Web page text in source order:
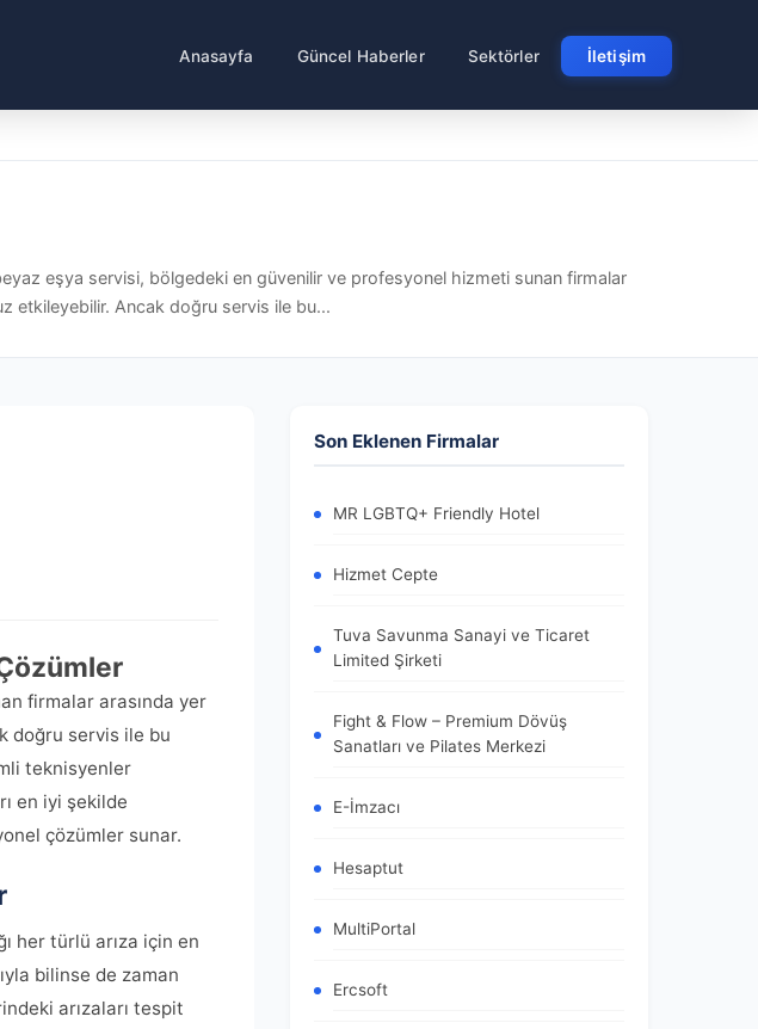
Anasayfa Güncel Haberler Sektörler İletişim
eşya servisi, bölgedeki en güvenilir ve profesyonel hizmeti sunan firmalar
etkileyebilir. Ancak doğru servis ile bu...
firmalar arasında yer
doğru servis ile bu
teknisyenler
en iyi şekilde
çözümler sunar.
her türlü arıza için en
bilinse de zaman
arızaları tespit
Son Eklenen Firmalar
MR LGBTQ+ Friendly Hotel
Hizmet Cepte
Tuva Savunma Sanayi ve Ticaret
Limited Şirketi
Fight & Flow – Premium Dövüş
Sanatları ve Pilates Merkezi
E-İmzacı
Hesaptut
MultiPortal
Ercsoft